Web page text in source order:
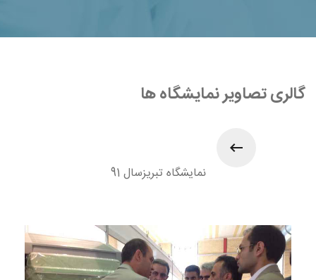
گالری تصاویر نمایشگاه ها
نمایشگاه تبریزسال 91